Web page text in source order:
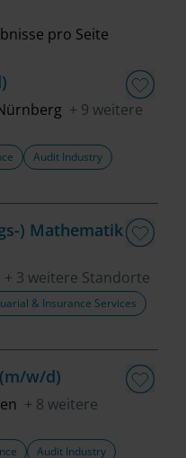
pro Seite
+ 9 weitere
Audit Industry
) Mathematik
+ 3 weitere Standorte
& Insurance Services
w/d)
+ 8 weitere
Audit Industry